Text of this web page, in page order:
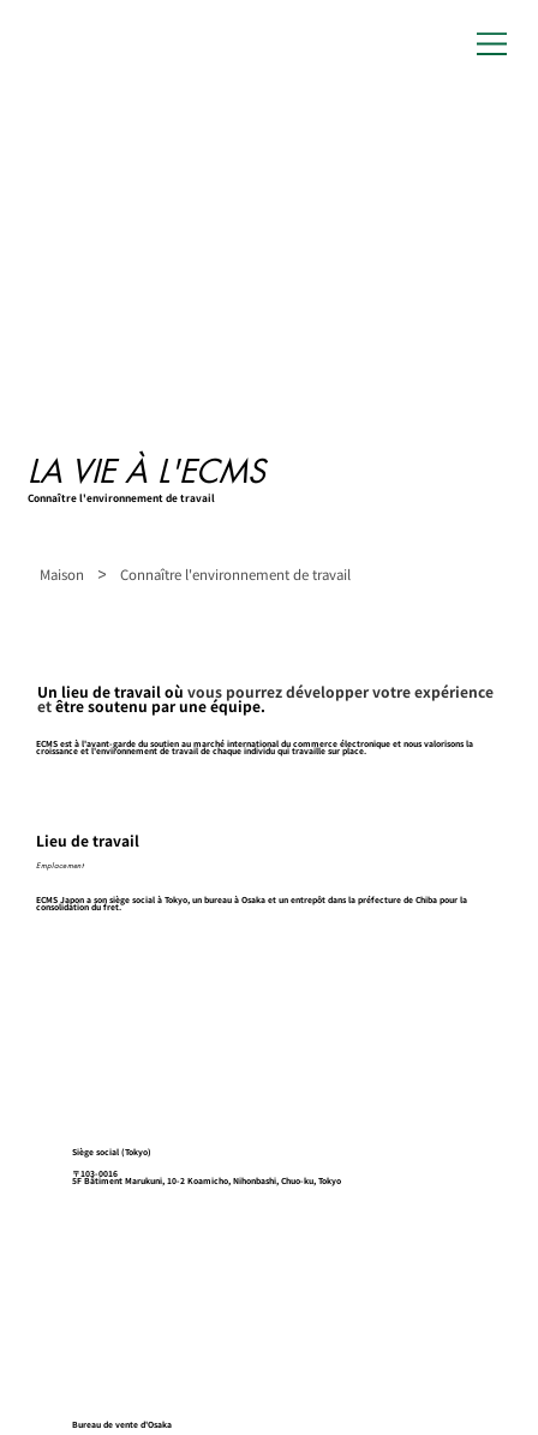
LA VIE À L'ECMS
Connaître l'environnement de travail
Maison > Connaître l'environnement de travail
Un lieu de travail où vous pourrez développer votre expérience
etêtre soutenu par une équipe.
ECMS est à l'avant-garde du soutien au marché international du commerce électronique et nous valorisons la
croissance et l'environnement de travail de chaque individu qui travaille sur place.
Lieu de travail
Emplacement
ECMS Japon a son siège social à Tokyo, un bureau à Osaka et un entrepôt dans la préfecture de Chiba pour la
consolidation du fret.
Siège social (Tokyo)
〒103-0016
5F Bâtiment Marukuni, 10-2 Koamicho, Nihonbashi, Chuo-ku, Tokyo
Bureau de vente d'Osaka